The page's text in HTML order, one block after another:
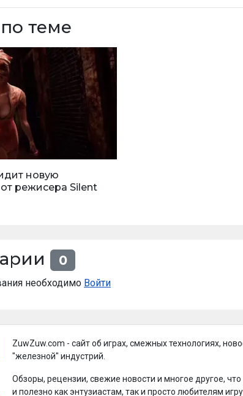
теме
новую
режисера Silent
0
необходимо Войти
ZuwZuw.com - сайт об играх, смежных технологиях,
"железной" индустрий.
Обзоры, рецензии, свежие новости и многое другое,
и полезно как энтузиастам, так и просто любителям